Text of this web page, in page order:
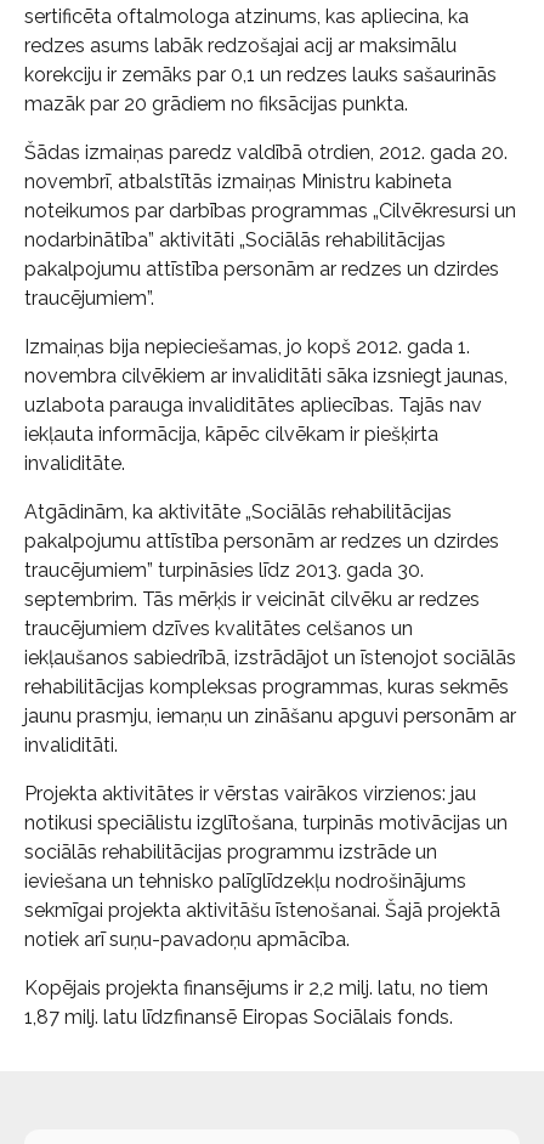
sertificēta oftalmologa atzinums, kas apliecina, ka
redzes asums labāk redzošajai acij ar maksimālu
korekciju ir zemāks par 0,1 un redzes lauks sašaurinās
mazāk par 20 grādiem no fiksācijas punkta.
Šādas izmaiņas paredz valdībā otrdien, 2012. gada 20.
novembrī, atbalstītās izmaiņas Ministru kabineta
noteikumos par darbības programmas „Cilvēkresursi un
nodarbinātība” aktivitāti „Sociālās rehabilitācijas
pakalpojumu attīstība personām ar redzes un dzirdes
traucējumiem”.
Izmaiņas bija nepieciešamas, jo kopš 2012. gada 1.
novembra cilvēkiem ar invaliditāti sāka izsniegt jaunas,
uzlabota parauga invaliditātes apliecības. Tajās nav
iekļauta informācija, kāpēc cilvēkam ir piešķirta
invaliditāte.
Atgādinām, ka aktivitāte „Sociālās rehabilitācijas
pakalpojumu attīstība personām ar redzes un dzirdes
traucējumiem” turpināsies līdz 2013. gada 30.
septembrim. Tās mērķis ir veicināt cilvēku ar redzes
traucējumiem dzīves kvalitātes celšanos un
iekļaušanos sabiedrībā, izstrādājot un īstenojot sociālās
rehabilitācijas kompleksas programmas, kuras sekmēs
jaunu prasmju, iemaņu un zināšanu apguvi personām ar
invaliditāti.
Projekta aktivitātes ir vērstas vairākos virzienos: jau
notikusi speciālistu izglītošana, turpinās motivācijas un
sociālās rehabilitācijas programmu izstrāde un
ieviešana un tehnisko palīglīdzekļu nodrošinājums
sekmīgai projekta aktivitāšu īstenošanai. Šajā projektā
notiek arī suņu-pavadoņu apmācība.
Kopējais projekta finansējums ir 2,2 milj. latu, no tiem
1,87 milj. latu līdzfinansē Eiropas Sociālais fonds.